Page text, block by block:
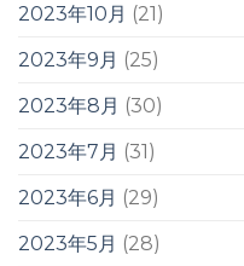
2023年10月 (21)
2023年9月 (25)
2023年8月 (30)
2023年7月 (31)
2023年6月 (29)
2023年5月 (28)